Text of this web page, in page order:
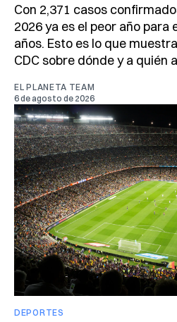
Con 2,371 casos
2026 ya es el peor año para
años. Esto es lo que
CDC sobre dónde y a quién
EL PLANETA TEAM
6 de agosto de 2026
DEPORTES